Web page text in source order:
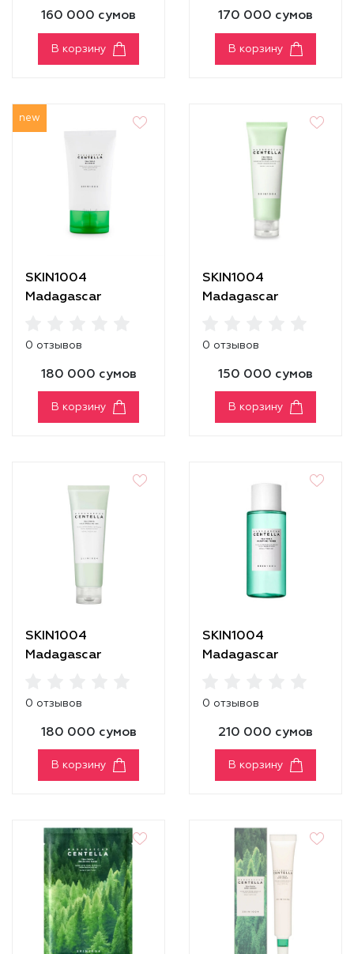
160 000 сумов
В корзину
170 000 сумов
В корзину
new
SKIN1004
Madagascar
0 отзывов
180 000 сумов
В корзину
SKIN1004
Madagascar
0 отзывов
150 000 сумов
В корзину
SKIN1004
Madagascar
0 отзывов
180 000 сумов
В корзину
SKIN1004
Madagascar
0 отзывов
210 000 сумов
В корзину